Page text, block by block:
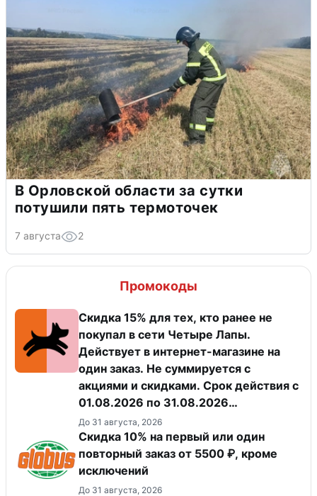
В Орловской области за сутки
потушили пять термоточек
7 августа 2
Промокоды
Скидка 15% для тех, кто ранее не
покупал в сети Четыре Лапы.
Действует в интернет-магазине на
один заказ. Не суммируется с
акциями и скидками. Срок действия с
01.08.2026 по 31.08.2026
(включительно).
До 31 августа, 2026
​Скидка 10% на первый или один
повторный заказ от 5500 ₽, кроме
исключений
До 31 августа, 2026